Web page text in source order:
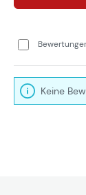
Keine